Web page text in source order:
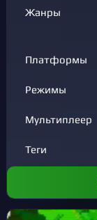
Жанры
Платформы
Режимы
Мультиплеер
Теги